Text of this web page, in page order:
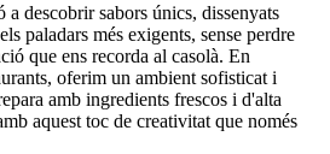
descobrir sabors únics, dissenyats
paladars més exigents, sense perdre
que ens recorda al casolà. En
oferim un ambient sofisticat i
amb ingredients frescos i d'alta
aquest toc de creativitat que només